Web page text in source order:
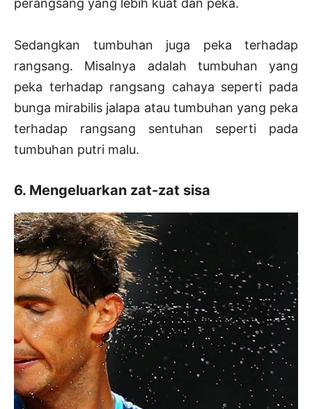
perangsang yang lebih kuat dan peka.
Sedangkan tumbuhan juga peka terhadap
rangsang. Misalnya adalah tumbuhan yang
peka terhadap rangsang cahaya seperti pada
bunga mirabilis jalapa atau tumbuhan yang peka
terhadap rangsang sentuhan seperti pada
tumbuhan putri malu.
6. Mengeluarkan zat-zat sisa